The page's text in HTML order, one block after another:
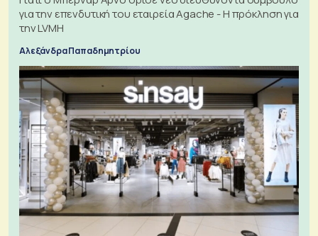
για την επενδυτική του εταιρεία Agache - Η πρόκληση για
την LVMH
Αλεξάνδρα Παπαδημητρίου